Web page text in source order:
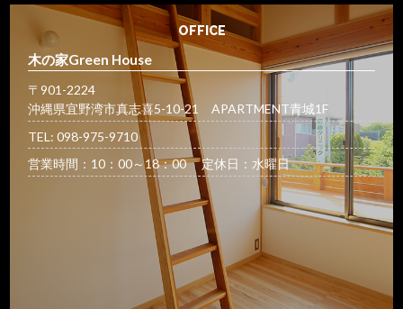
OFFICE
木の家Green House
〒901-2224
沖縄県宜野湾市真志喜5-10-21 APARTMENT青城1F
TEL: 098-975-9710
営業時間：10：00～18：00 定休日：水曜日